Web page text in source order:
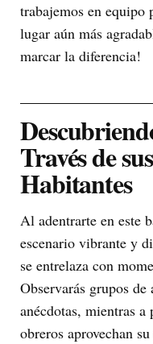
trabajemos en equipo
lugar aún más
marcar la diferencia!
Través de
Habitantes
Al adentrarte en este
escenario vibrante y
se entrelaza con
Observarás grupos
anécdotas, mientras a
obreros aprovechan